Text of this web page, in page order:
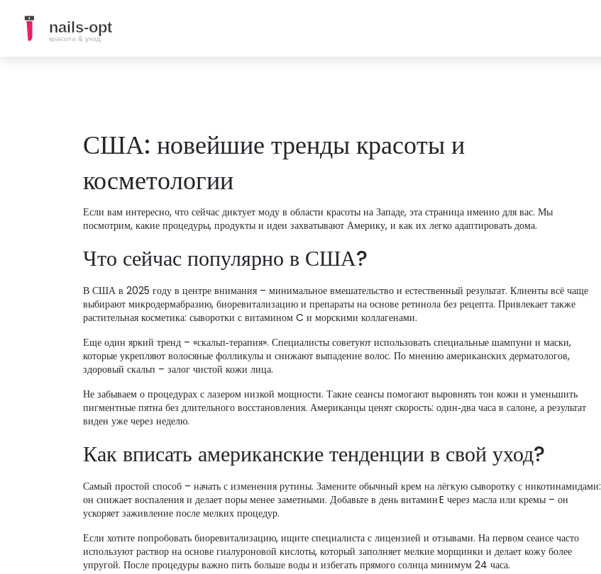
США: новейшие тренды красоты и
косметологии
Если вам интересно, что сейчас диктует моду в области красоты на Западе, эта страница именно для вас. Мы
посмотрим, какие процедуры, продукты и идеи захватывают Америку, и как их легко адаптировать дома.
Что сейчас популярно в США?
В США в 2025 году в центре внимания – минимальное вмешательство и естественный результат. Клиенты всё чаще
выбирают микродермабразию, биоревитализацию и препараты на основе ретинола без рецепта. Привлекает также
растительная косметика: сыворотки с витамином C и морскими коллагенами.
Еще один яркий тренд – «скальп‑терапия». Специалисты советуют использовать специальные шампуни и маски,
которые укрепляют волосяные фолликулы и снижают выпадение волос. По мнению американских дерматологов,
здоровый скальп – залог чистой кожи лица.
Не забываем о процедурах с лазером низкой мощности. Такие сеансы помогают выровнять тон кожи и уменьшить
пигментные пятна без длительного восстановления. Американцы ценят скорость: один‑два часа в салоне, а результат
виден уже через неделю.
Как вписать американские тенденции в свой уход?
Самый простой способ – начать с изменения рутины. Замените обычный крем на лёгкую сыворотку с никотинамидами:
он снижает воспаления и делает поры менее заметными. Добавьте в день витамин E через масла или кремы – он
ускоряет заживление после мелких процедур.
Если хотите попробовать биоревитализацию, ищите специалиста с лицензией и отзывами. На первом сеансе часто
используют раствор на основе гиалуроновой кислоты, который заполняет мелкие морщинки и делает кожу более
упругой. После процедуры важно пить больше воды и избегать прямого солнца минимум 24 часа.